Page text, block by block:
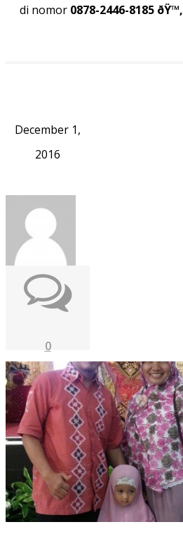
di nomor 0878-2446-8185 ðŸ™‚
December 1,
2016
0